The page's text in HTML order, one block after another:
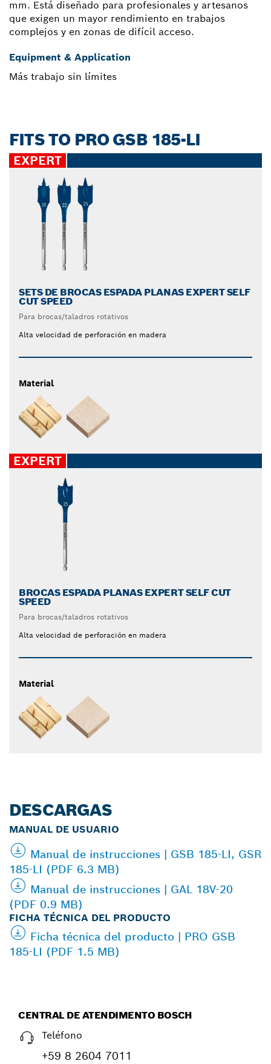
mm. Está diseñado para profesionales y artesanos
que exigen un mayor rendimiento en trabajos
complejos y en zonas de difícil acceso.
Equipment & Application
Más trabajo sin límites
FITS TO PRO GSB 185-LI
EXPERT
SETS DE BROCAS ESPADA PLANAS EXPERT SELF
CUT SPEED
Para brocas/taladros rotativos
Alta velocidad de perforación en madera
Material
EXPERT
BROCAS ESPADA PLANAS EXPERT SELF CUT
SPEED
Para brocas/taladros rotativos
Alta velocidad de perforación en madera
Material
DESCARGAS
MANUAL DE USUARIO
Manual de instrucciones | GSB 185-LI, GSR
185-LI (PDF 6.3 MB)
Manual de instrucciones | GAL 18V-20
(PDF 0.9 MB)
FICHA TÉCNICA DEL PRODUCTO
Ficha técnica del producto | PRO GSB
185-LI (PDF 1.5 MB)
CENTRAL DE ATENDIMENTO BOSCH
Teléfono
+59 8 2604 7011